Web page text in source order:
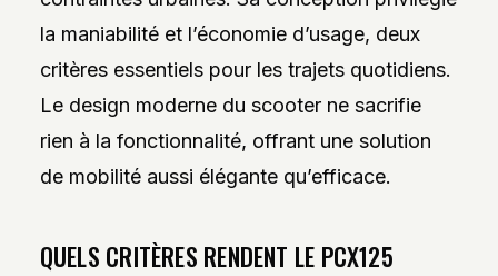
la maniabilité et l’économie d’usage, deux
critères essentiels pour les trajets quotidiens.
Le design moderne du scooter ne sacrifie
rien à la fonctionnalité, offrant une solution
de mobilité aussi élégante qu’efficace.
QUELS CRITÈRES RENDENT LE PCX125